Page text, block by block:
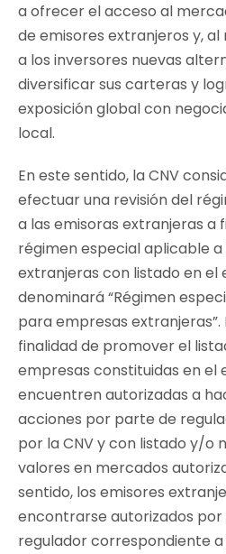
a ofrecer el acceso al
de emisores extranjeros y,
a los inversores nuevas
diversificar sus carteras y
exposición global con
local.
En este sentido, la CNV
efectuar una revisión del
a las emisoras extranjeras a
régimen especial aplicable
extranjeras con listado en el
denominará“Régimen
para empresas extranjeras”.
finalidad de promover el
empresas constituidas en el
encuentren autorizadas a
acciones por parte de
por la CNV y con listado y/o
valores en mercados
sentido, los emisores
encontrarse autorizados por
regulador correspondiente